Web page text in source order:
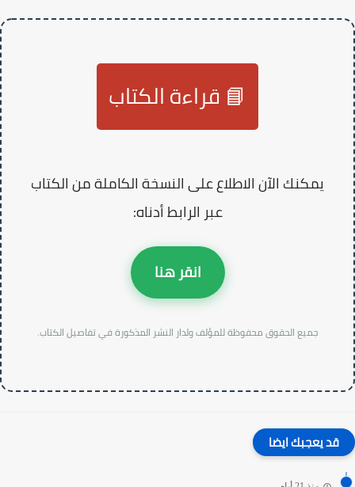
📘 قراءة الكتاب
يمكنك الآن الاطلاع على النسخة الكاملة من الكتاب
عبر الرابط أدناه:
انقر هنا
جميع الحقوق محفوظة للمؤلف ولدار النشر المذكورة في تفاصيل الكتاب.
قد يعجبك ايضا